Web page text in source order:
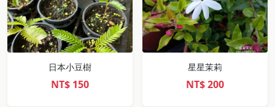
日本小豆樹
NT$ 150
星星茉莉
NT$200